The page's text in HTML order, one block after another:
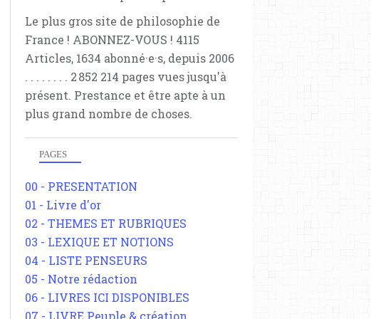
Le plus gros site de philosophie de
France ! ABONNEZ-VOUS ! 4115
Articles, 1634 abonné·e·s, depuis 2006
. . . . . . . . 2 852 214 pages vues jusqu'à
présent. Prestance et être apte à un
plus grand nombre de choses.
PAGES
00 - PRESENTATION
01 - Livre d'or
02 - THEMES ET RUBRIQUES
03 - LEXIQUE ET NOTIONS
04 - LISTE PENSEURS
05 - Notre rédaction
06 - LIVRES ICI DISPONIBLES
07 - LIVRE Peuple & création